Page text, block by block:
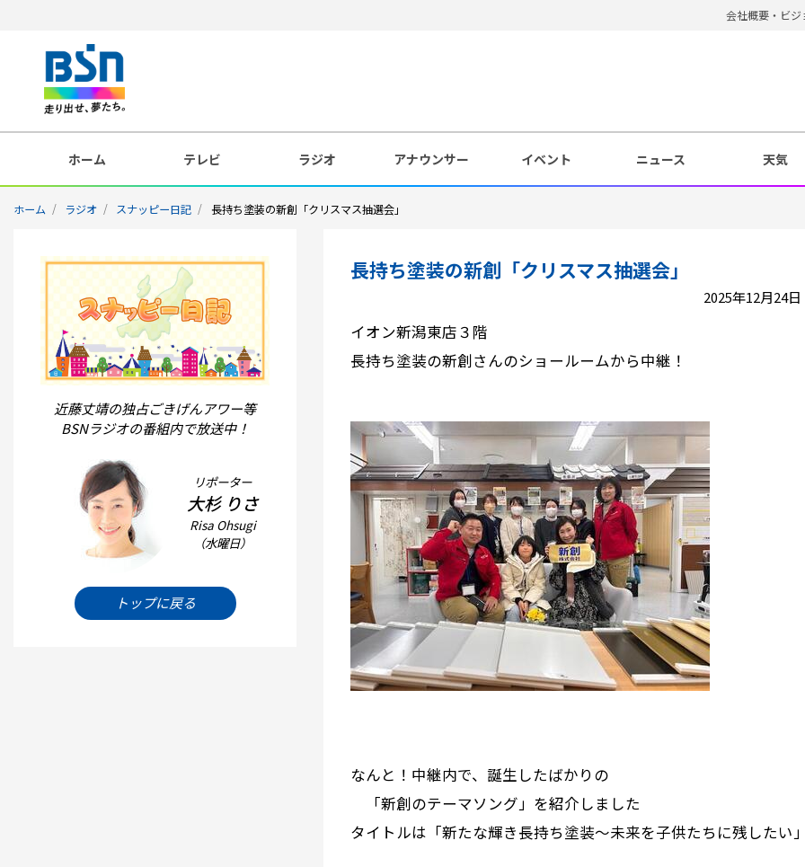
会社概要・ビジ
ホーム テレビ ラジオ アナウンサー イベント ニュース 天気
ホーム ラジオ スナッピー日記 長持ち塗装の新創「クリスマス抽選会」
近藤丈靖の独占ごきげんアワー等
BSNラジオの番組内で放送中！
リポーター
大杉 りさ
Risa Ohsugi
（水曜日）
トップに戻る
長持ち塗装の新創「クリスマス抽選会」
2025年12月24日
イオン新潟東店３階
長持ち塗装の新創さんのショールームから中継！
なんと！中継内で、誕生したばかりの
「新創のテーマソング」を紹介しました
タイトルは「新たな輝き長持ち塗装～未来を子供たちに残したい